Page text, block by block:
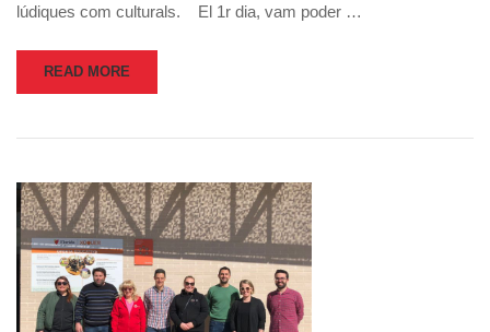
lúdiques com culturals. El 1r dia, vam poder …
READ MORE